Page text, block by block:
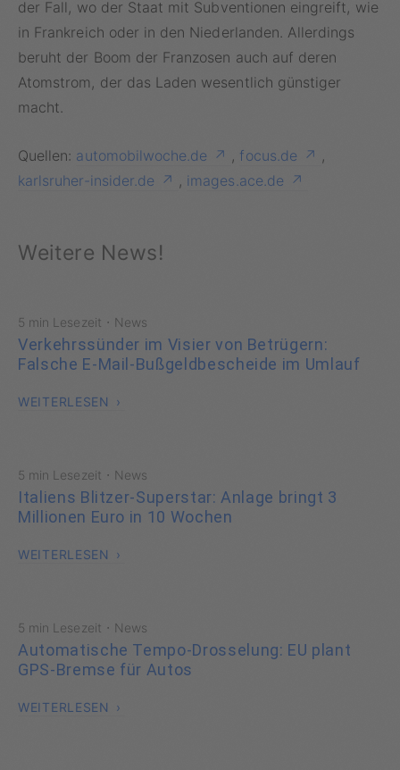
der Fall, wo der Staat mit Subventionen eingreift, wie
in Frankreich oder in den Niederlanden. Allerdings
beruht der Boom der Franzosen auch auf deren
Atomstrom, der das Laden wesentlich günstiger
macht.
Quellen: automobilwoche.de , focus.de
,
karlsruher-insider.de
, images.ace.de
Weitere News!
5 min Lesezeit · News
Verkehrssünder im Visier von Betrügern:
Falsche E-Mail-Bußgeldbescheide im Umlauf
WEITERLESEN
5 min Lesezeit · News
Italiens Blitzer-Superstar: Anlage bringt 3
Millionen Euro in 10 Wochen
WEITERLESEN
5 min Lesezeit · News
Automatische Tempo-Drosselung: EU plant
GPS-Bremse für Autos
WEITERLESEN